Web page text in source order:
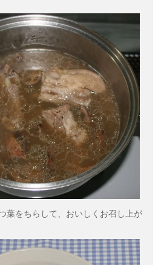
葉をちらして、おいしくお召し上が